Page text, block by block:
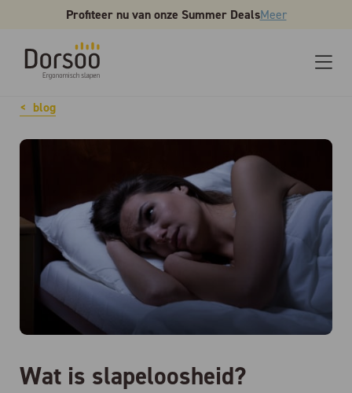
Profiteer nu van onze Summer DealsMeer
blog
Wat is slapeloosheid?